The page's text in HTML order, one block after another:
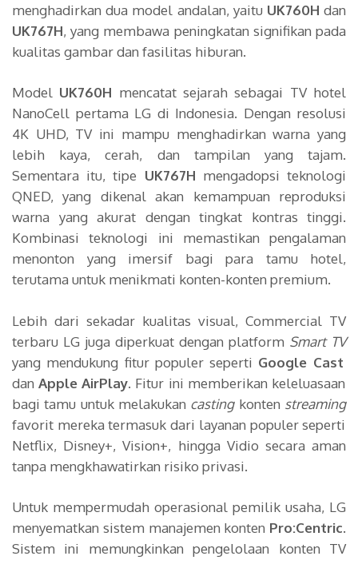
menghadirkan dua model andalan, yaitu UK760H dan
UK767H, yang membawa peningkatan signifikan pada
kualitas gambar dan fasilitas hiburan.
Model UK760H mencatat sejarah sebagai TV hotel
NanoCell pertama LG di Indonesia. Dengan resolusi
4K UHD, TV ini mampu menghadirkan warna yang
lebih kaya, cerah, dan tampilan yang tajam.
Sementara itu, tipe UK767H mengadopsi teknologi
QNED, yang dikenal akan kemampuan reproduksi
warna yang akurat dengan tingkat kontras tinggi.
Kombinasi teknologi ini memastikan pengalaman
menonton yang imersif bagi para tamu hotel,
terutama untuk menikmati konten-konten premium.
Lebih dari sekadar kualitas visual, Commercial TV
terbaru LG juga diperkuat dengan platform Smart TV
yang mendukung fitur populer seperti Google Cast
danApple AirPlay. Fitur ini memberikan keleluasaan
bagi tamu untuk melakukan castingkonten streaming
favorit mereka termasuk dari layanan populer seperti
Netflix, Disney+, Vision+, hingga Vidio secara aman
tanpa mengkhawatirkan risiko privasi.
Untuk mempermudah operasional pemilik usaha, LG
menyematkan sistem manajemen konten Pro:Centric.
Sistem ini memungkinkan pengelolaan konten TV